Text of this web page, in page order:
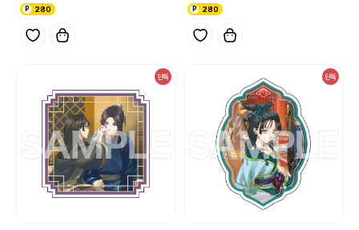
280 280
단독 단독